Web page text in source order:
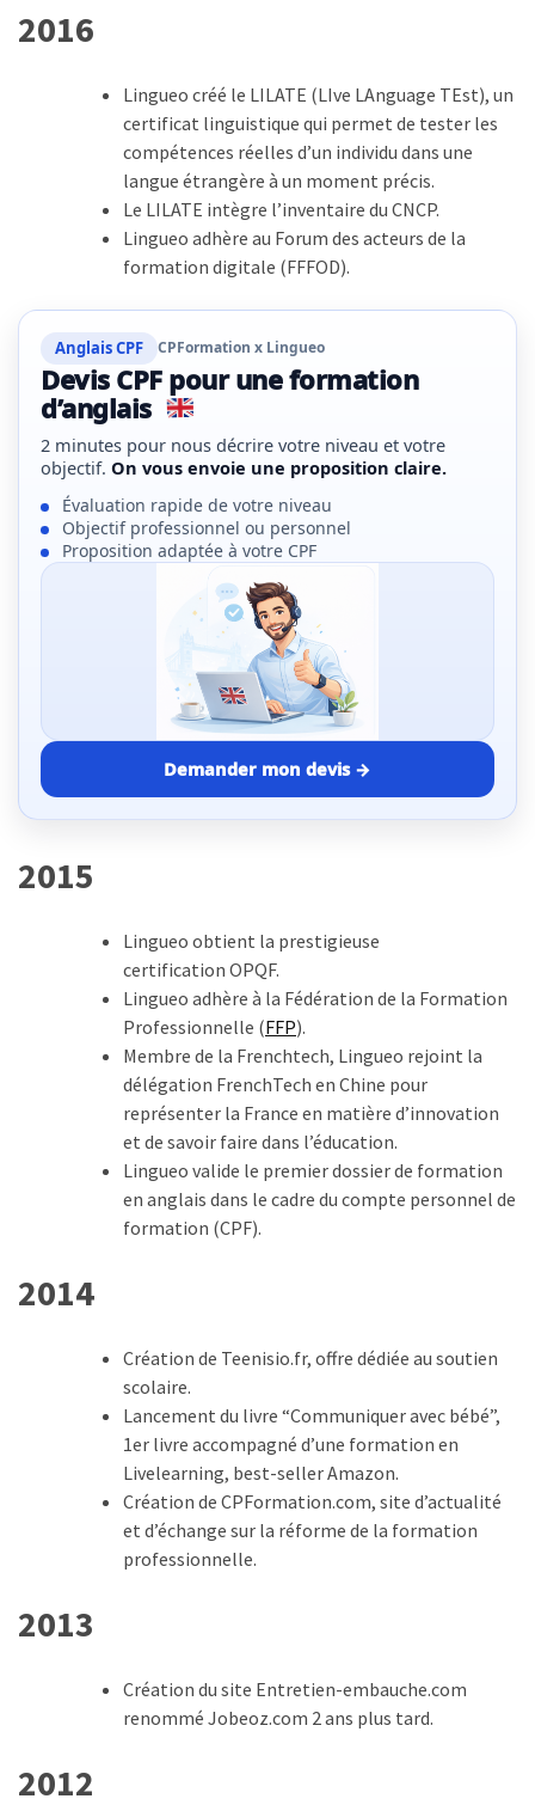
2016
Lingueo créé le LILATE (LIve LAnguage TEst), un
certificat linguistique qui permet de tester les
compétences réelles d’un individu dans une
langue étrangère à un moment précis.
Le LILATE intègre l’inventaire du CNCP.
Lingueo adhère au Forum des acteurs de la
formation digitale (FFFOD).
Anglais CPF CPFormation x Lingueo
Devis CPF pour une formation
d’anglais
2 minutes pour nous décrire votre niveau et votre
objectif. On vous envoie une proposition claire.
Évaluation rapide de votre niveau
Objectif professionnel ou personnel
Proposition adaptée à votre CPF
Demander mon devis →
2015
Lingueo obtient la prestigieuse
certification OPQF.
Lingueo adhère à la Fédération de la Formation
Professionnelle (FFP).
Membre de la Frenchtech, Lingueo rejoint la
délégation FrenchTech en Chine pour
représenter la France en matière d’innovation
et de savoir faire dans l’éducation.
Lingueo valide le premier dossier de formation
en anglais dans le cadre du compte personnel de
formation (CPF).
2014
Création de Teenisio.fr, offre dédiée au soutien
scolaire.
Lancement du livre “Communiquer avec bébé”,
1er livre accompagné d’une formation en
Livelearning, best-seller Amazon.
Création de CPFormation.com, site d’actualité
et d’échange sur la réforme de la formation
professionnelle.
2013
Création du site Entretien-embauche.com
renommé Jobeoz.com 2 ans plus tard.
2012